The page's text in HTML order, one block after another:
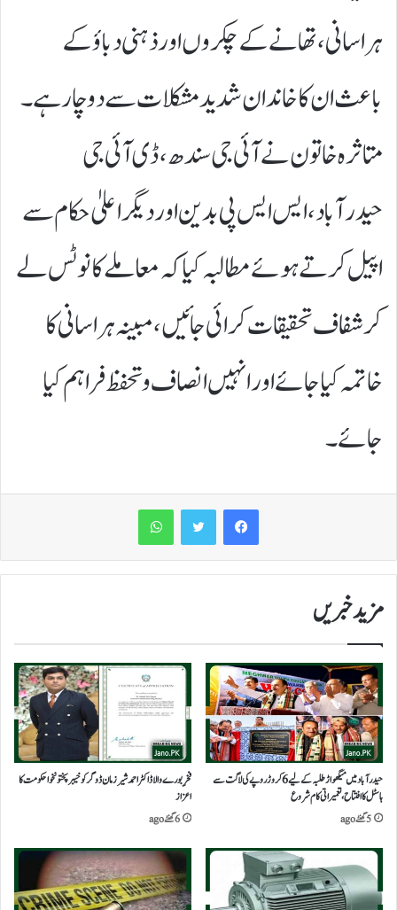
ہراسانی، تھانے کے چکروں اور ذہنی دباؤ کے
باعث ان کا خاندان شدید مشکلات سے دوچار ہے۔
متاثرہ خاتون نے آئی جی سندھ، ڈی آئی جی
حیدرآباد، ایس ایس پی بدین اور دیگر اعلیٰ حکام سے
اپیل کرتے ہوئے مطالبہ کیا کہ معاملے کا نوٹس لے
کر شفاف تحقیقات کرائی جائیں، مبینہ ہراسانی کا
خاتمہ کیا جائے اور انہیں انصاف و تحفظ فراہم کیا
جائے۔
WhatsApp
مزید خبریں
حیدرآباد میں میگھواڑ طلبہ کے لیے 6 کروڑ روپے کی لاگت سے
ہاسٹل کا افتتاح، تعمیراتی کام شروع
5 گھنٹے ago
فخرِ بورےوالا ڈاکٹر احمد شیر زمان ڈوگر کو خیبرپختونخوا حکومت کا
اعزاز
6 گھنٹے ago